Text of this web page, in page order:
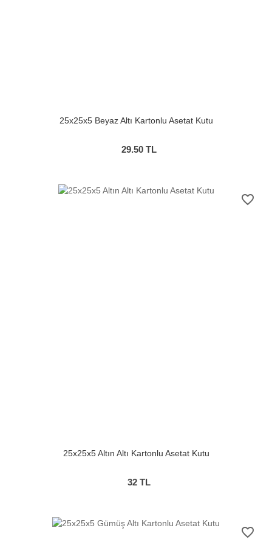
25x25x5 Beyaz Altı Kartonlu Asetat Kutu
29.50 TL
favorite_border
25x25x5 Altın Altı Kartonlu Asetat Kutu
32 TL
favorite_border